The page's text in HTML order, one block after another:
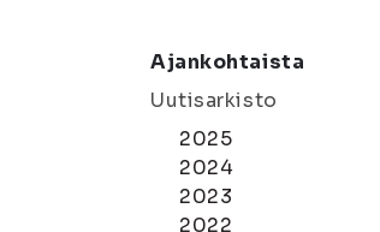
Ajankohtaista
Uutisarkisto
2025
2024
2023
2022